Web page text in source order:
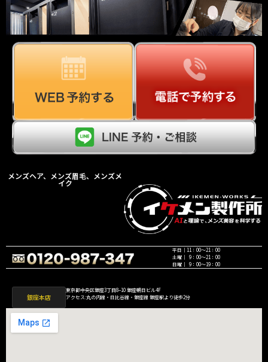
メンズヘア、メンズ眉毛、メンズメ
イク
平日｜11：00〜21：00
土曜｜ 9：00〜21：00
日曜｜ 9：00〜19：00
銀座本店
東京都中央区銀座3丁目8−10 銀座朝日ビル4F
アクセス:丸の内線・日比谷線・銀座線 銀座駅より徒歩2分